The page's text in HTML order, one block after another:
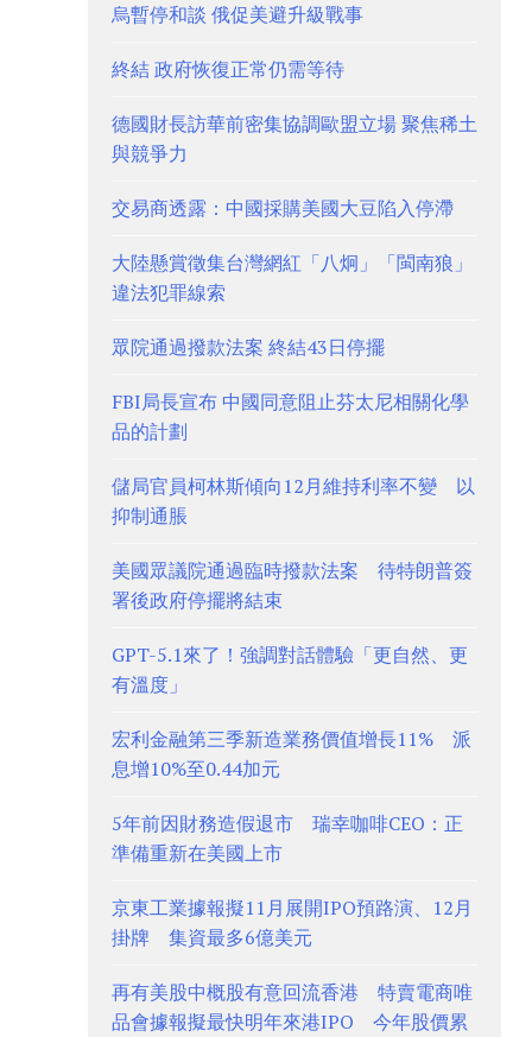
烏暫停和談 俄促美避升級戰事
終結 政府恢復正常仍需等待
德國財長訪華前密集協調歐盟立場 聚焦稀土
與競爭力
交易商透露：中國採購美國大豆陷入停滯
大陸懸賞徵集台灣網紅「八炯」「閩南狼」
違法犯罪線索
眾院通過撥款法案 終結43日停擺
FBI局長宣布 中國同意阻止芬太尼相關化學
品的計劃
儲局官員柯林斯傾向12月維持利率不變 以
抑制通脹
美國眾議院通過臨時撥款法案 待特朗普簽
署後政府停擺將結束
GPT-5.1來了！強調對話體驗「更自然、更
有溫度」
宏利金融第三季新造業務價值增長11% 派
息增10%至0.44加元
5年前因財務造假退市 瑞幸咖啡CEO：正
準備重新在美國上市
京東工業據報擬11月展開IPO預路演、12月
掛牌 集資最多6億美元
再有美股中概股有意回流香港 特賣電商唯
品會據報擬最快明年來港IPO 今年股價累